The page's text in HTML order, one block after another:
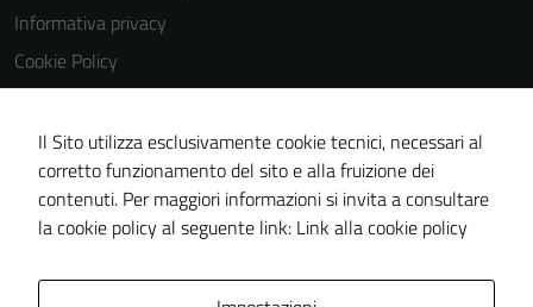
Informativa privacy
Cookie Policy
Note legali
Dichiarazione di accessibilità
Obiettivi di accessibilità
Piano di miglioramento del sito
Il Sito utilizza esclusivamente cookie tecnici, necessari al
corretto funzionamento del sito e alla fruizione dei
contenuti. Per maggiori informazioni si invita a consultare
la cookie policy al seguente link: Link alla cookie policy